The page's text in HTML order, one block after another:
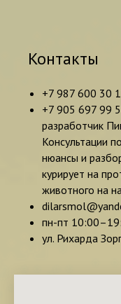
Контакты
+7 987 600 30
+7 905 697 99
разработчик
Консультации
нюансы и
курирует на
животного на
пн-пт
ул. Рихарда